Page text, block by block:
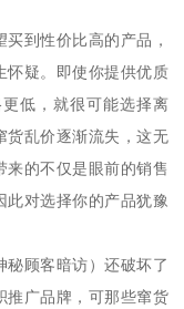
到性价比高的产品，
怀疑。即使你提供优质
低，就很可能选择离
货乱价逐渐流失，这无
来的不仅是眼前的销售
此对选择你的产品犹豫
秘顾客 暗访 ）还破坏了
推广品牌，可那些窜货